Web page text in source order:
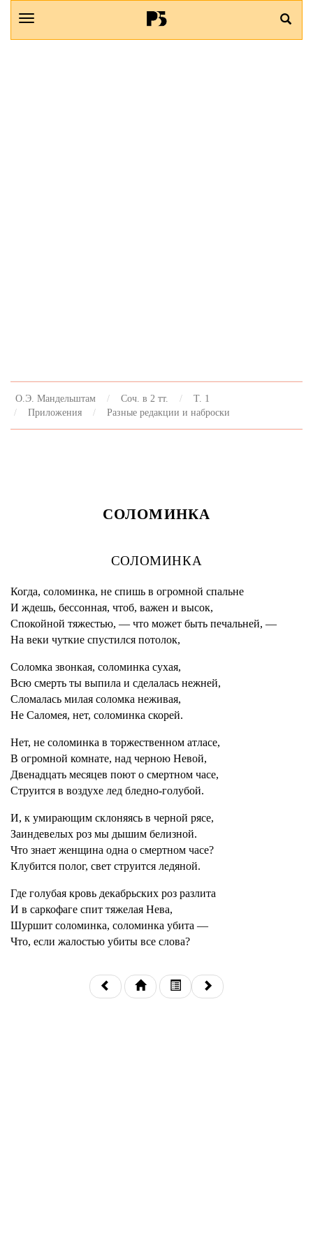
О.Э. Мандельштам Соч. в 2 тт.
Т. 1
Приложения
Разные редакции и наброски
СОЛОМИНКА
СОЛОМИНКА
Когда, соломинка, не спишь в огромной спальне
И ждешь, бессонная, чтоб, важен и высок,
Спокойной тяжестью, — что может быть печальней, —
На веки чуткие спустился потолок,
Соломка звонкая, соломинка сухая,
Всю смерть ты выпила и сделалась нежней,
Сломалась милая соломка неживая,
Не Саломея, нет, соломинка скорей.
Нет, не соломинка в торжественном атласе,
В огромной комнате, над черною Невой,
Двенадцать месяцев поют о смертном часе,
Струится в воздухе лед бледно-голубой.
И, к умирающим склоняясь в черной рясе,
Заиндевелых роз мы дышим белизной.
Что знает женщина одна о смертном часе?
Клубится полог, свет струится ледяной.
Где голубая кровь декабрьских роз разлита
И в саркофаге спит тяжелая Нева,
Шуршит соломинка, соломинка убита —
Что, если жалостью убиты все слова?